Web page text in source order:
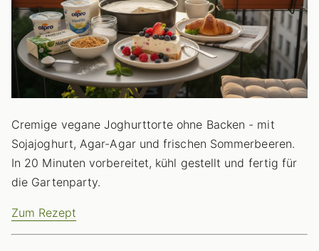
Cremige vegane Joghurttorte ohne Backen - mit
Sojajoghurt, Agar-Agar und frischen Sommerbeeren.
In 20 Minuten vorbereitet, kühl gestellt und fertig für
die Gartenparty.
Zum Rezept